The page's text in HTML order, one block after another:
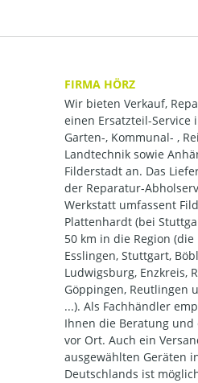
FIRMA HÖRZ
Wir bieten Verkauf,
einen Ersatzteil-Service
Garten-, Kommunal- ,
Landtechnik sowie
Filderstadt an. Das
der Reparatur-
Werkstatt umfassent
Plattenhardt (bei
50 km in die Region (die
Esslingen, Stuttgart,
Ludwigsburg, Enzkreis,
Göppingen, Reutlingen
...). Als Fachhändler
Ihnen die Beratung und
vor Ort. Auch ein
ausgewählten Geräten
Deutschlands ist